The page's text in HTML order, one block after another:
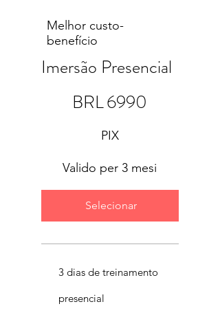
Melhor custo-
benefício
Imersão Presencial
BRL6990
PIX
Valido per 3 mesi
Selecionar
3 dias de treinamento
presencial